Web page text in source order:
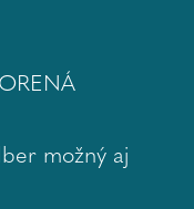
možný aj